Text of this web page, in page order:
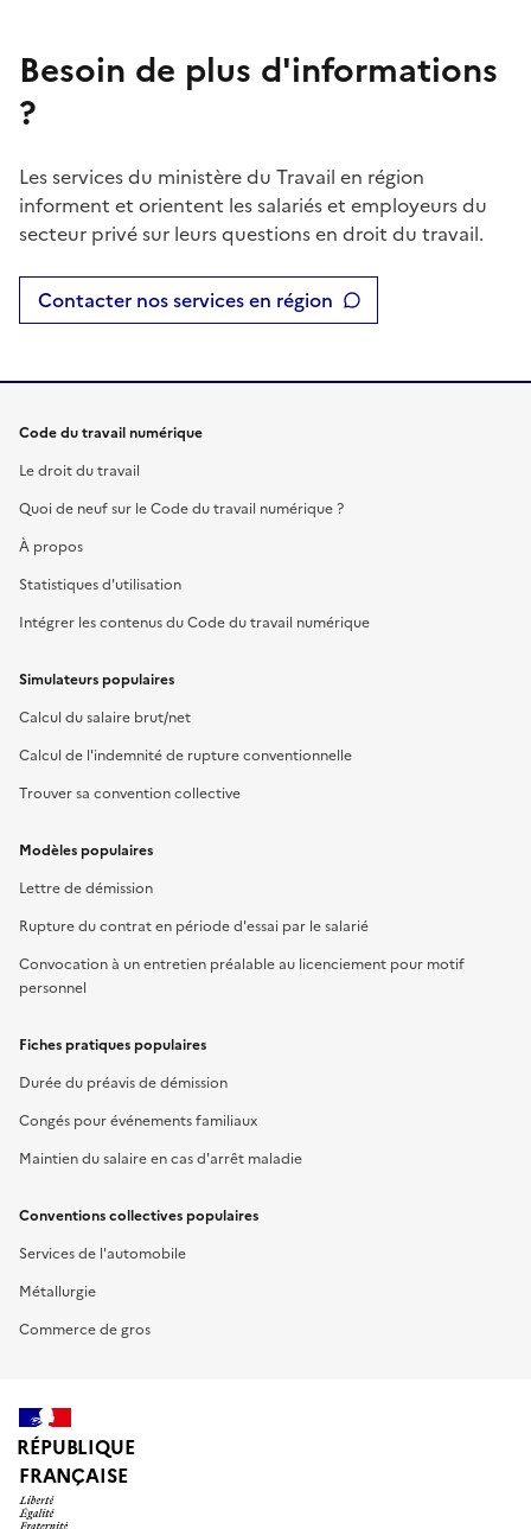
Besoin de plus d'informations
?
Les services du ministère du Travail en région
informent et orientent les salariés et employeurs du
secteur privé sur leurs questions en droit du travail.
Contacter nos services en région
Code du travail numérique
Le droit du travail
Quoi de neuf sur le Code du travail numérique ?
À propos
Statistiques d'utilisation
Intégrer les contenus du Code du travail numérique
Simulateurs populaires
Calcul du salaire brut/net
Calcul de l'indemnité de rupture conventionnelle
Trouver sa convention collective
Modèles populaires
Lettre de démission
Rupture du contrat en période d'essai par le salarié
Convocation à un entretien préalable au licenciement pour motif
personnel
Fiches pratiques populaires
Durée du préavis de démission
Congés pour événements familiaux
Maintien du salaire en cas d'arrêt maladie
Conventions collectives populaires
Services de l'automobile
Métallurgie
Commerce de gros
RÉPUBLIQUE
FRANÇAISE